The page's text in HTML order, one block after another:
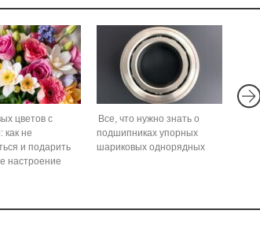
цветов с
как не
и подарить
настроение
Все, что нужно знать о
подшипниках упорных
шариковых однорядных